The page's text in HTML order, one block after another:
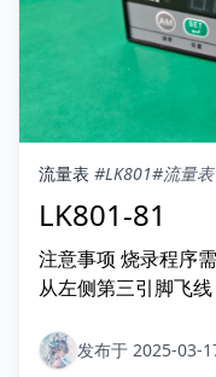
流量表 #LK801#流量表
LK801-81
注意事项 烧录程序
从左侧第三引脚飞
飞线发布于 2025-03-